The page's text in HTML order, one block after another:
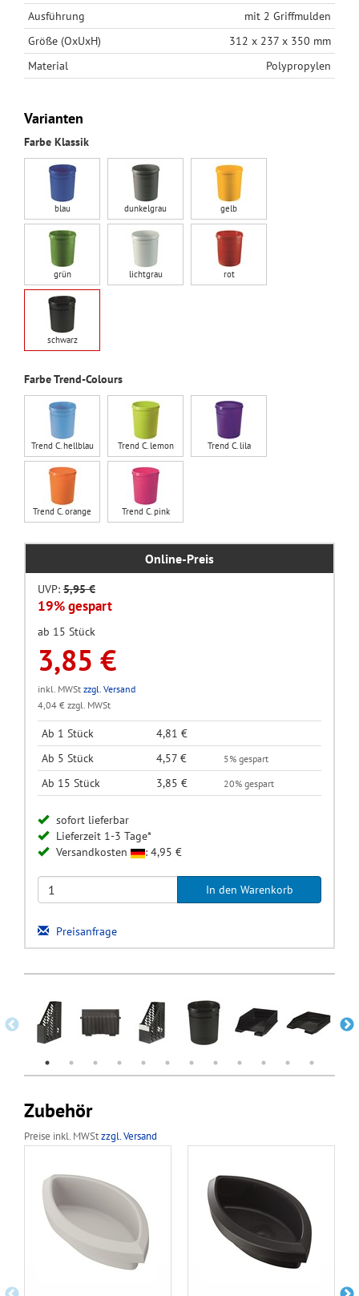
Ausführung
mit 2 Griffmulden
Größe (OxUxH)
312 x 237 x 350 mm
Material
Polypropylen
Varianten
Farbe Klassik
blau dunkelgrau gelb
grün lichtgrau rot
schwarz
Farbe Trend-Colours
Trend C. hellblau Trend C. lemon Trend C. lila
Trend C. orange Trend C. pink
Online-Preis
UVP: 5,95 €
19% gespart
ab 15 Stück
3,85 €
inkl. MWSt zzgl. Versand
4,04 € zzgl. MWSt
Ab 1 Stück
4,81 €
Ab 5 Stück
4,57 € 5% gespart
Ab 15 Stück 3,85 € 20% gespart
sofort lieferbar
Lieferzeit 1-3 Tage*
Versandkosten
: 4,95 €
Preisanfrage
Zubehör
Preise inkl. MWStzzgl. Versand